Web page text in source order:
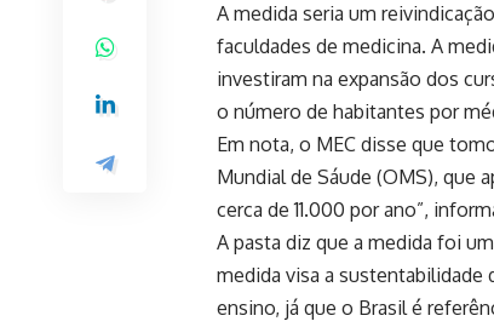
A medida seria um
faculdades de medicina. A
investiram na expansão dos
o número de habitantes por
Em nota, o MEC disse que
Mundial de Sáude (OMS), que
cerca de 11.000 por ano”,
A pasta diz que a medida foi
medida visa a sustentabilidade
ensino, já que o Brasil é